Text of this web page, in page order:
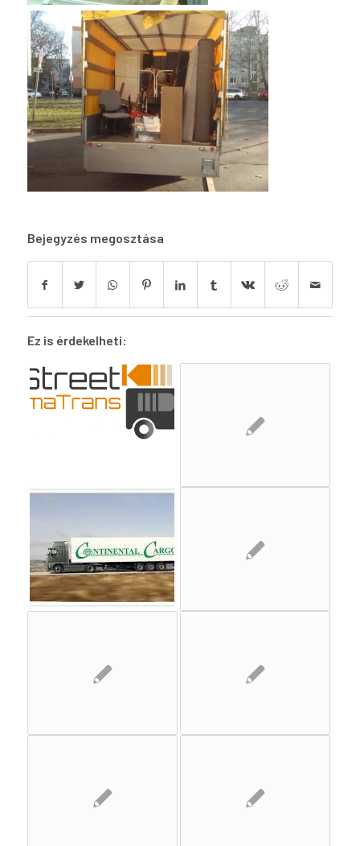
Bejegyzés megosztása
Ez is érdekelheti: